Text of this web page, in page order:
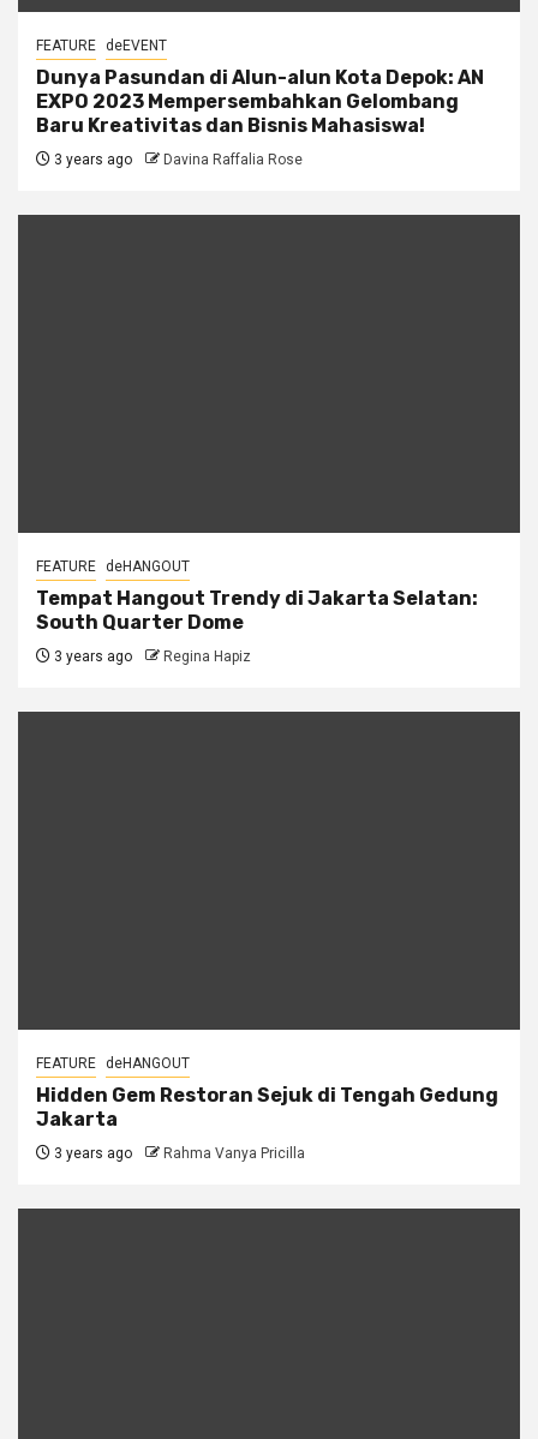
FEATURE deEVENT
Dunya Pasundan di Alun-alun Kota Depok: AN
EXPO 2023 Mempersembahkan Gelombang
Baru Kreativitas dan Bisnis Mahasiswa!
3 years ago Davina Raffalia Rose
FEATURE deHANGOUT
Tempat Hangout Trendy di Jakarta Selatan:
South Quarter Dome
3 years ago Regina Hapiz
FEATURE deHANGOUT
Hidden Gem Restoran Sejuk di Tengah Gedung
Jakarta
3 years ago Rahma Vanya Pricilla